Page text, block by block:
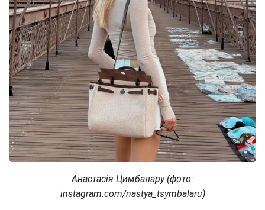
Анастасія Цимбалару (фото:
instagram.com/nastya_tsymbalaru)